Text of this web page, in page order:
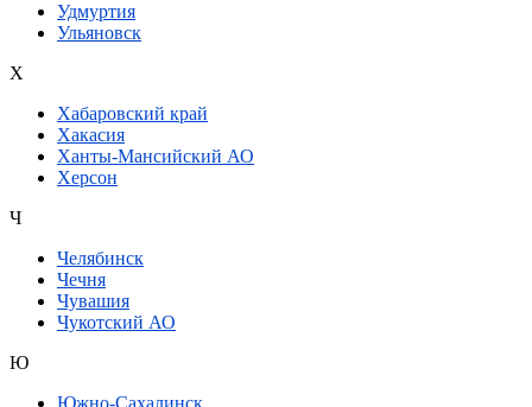
Удмуртия
Ульяновск
Х
Хабаровский край
Хакасия
Ханты-Мансийский АО
Херсон
Ч
Челябинск
Чечня
Чувашия
Чукотский АО
Ю